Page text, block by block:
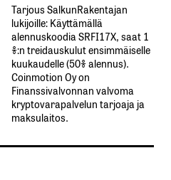
Tarjous SalkunRakentajan
lukijoille: Käyttämällä​ ​
alennuskoodia​ ​SRFI17X,​ ​saat​ ​1
%:n treidauskulut​ ​ensimmäiselle​ ​
kuukaudelle​ ​(50%​ ​alennus).
Coinmotion Oy on
Finanssivalvonnan valvoma
kryptovarapalvelun tarjoaja ja
maksulaitos.